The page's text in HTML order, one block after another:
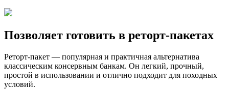
Позволяет готовить в реторт-пакетах
Реторт-пакет — популярная и практичная альтернатива
классическим консервным банкам. Он легкий, прочный,
простой в использовании и отлично подходит для походных
условий.